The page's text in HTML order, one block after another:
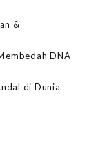
&
DNA
di Dunia